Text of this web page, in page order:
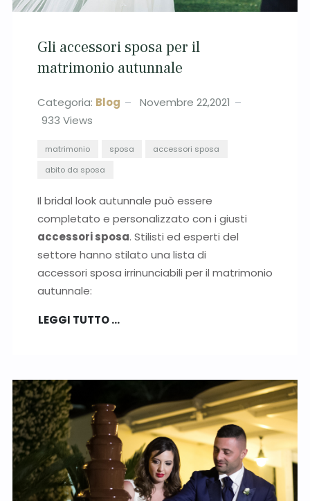
Gli accessori sposa per il
matrimonio autunnale
Categoria: Blog
Novembre 22,2021
933 Views
matrimonio sposa
accessori sposa
abito da sposa
Il bridal look autunnale può essere
completato e personalizzato con i giusti
accessori sposa. Stilisti ed esperti del
settore hanno stilato una lista di
accessori sposa irrinunciabili per il matrimonio
autunnale:
LEGGI TUTTO …